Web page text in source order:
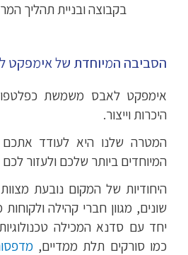
בקבוצה ובניית תהליך
הסביבה המיוחדת של אימפקט
אימפקט לאבס משמשת
היכרות וייצור.
המטרה שלנו היא לעודד אתכם
המיוחדים ביותר שלכם ולעזור
היחודיות של המקום נובעת
שונים, מגוון חברי קהילה
יחד עם סדנא המכילה
כמו סורקים תלת ממדיים,